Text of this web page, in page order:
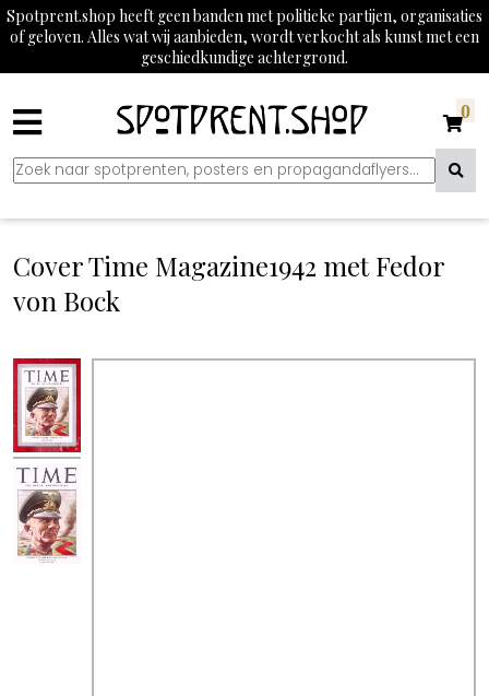
Spotprent.shop heeft geen banden met politieke partijen, organisaties
of geloven. Alles wat wij aanbieden, wordt verkocht als kunst met een
geschiedkundige achtergrond.
0
Cover Time Magazine1942 met Fedor
von Bock